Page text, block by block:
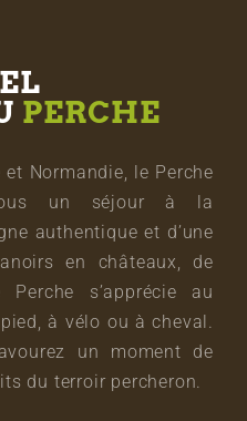
PERCHE
Normandie, le Perche
un séjour à la
authentique et d’une
en châteaux, de
s’apprécie au
à vélo ou à cheval.
un moment de
du terroir percheron.